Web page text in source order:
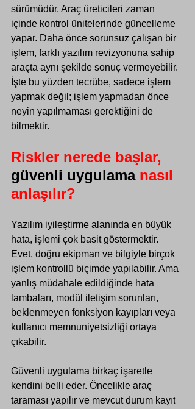
sürümüdür. Araç üreticileri zaman
içinde kontrol ünitelerinde güncelleme
yapar. Daha önce sorunsuz çalışan bir
işlem, farklı yazılım revizyonuna sahip
araçta aynı şekilde sonuç vermeyebilir.
İşte bu yüzden tecrübe, sadece işlem
yapmak değil; işlem yapmadan önce
neyin yapılmaması gerektiğini de
bilmektir.
Riskler nerede başlar,
güvenli uygulama nasıl
anlaşılır?
Yazılım iyileştirme alanında en büyük
hata, işlemi çok basit göstermektir.
Evet, doğru ekipman ve bilgiyle birçok
işlem kontrollü biçimde yapılabilir. Ama
yanlış müdahale edildiğinde hata
lambaları, modül iletişim sorunları,
beklenmeyen fonksiyon kayıpları veya
kullanıcı memnuniyetsizliği ortaya
çıkabilir.
Güvenli uygulama birkaç işaretle
kendini belli eder. Öncelikle araç
taraması yapılır ve mevcut durum kayıt